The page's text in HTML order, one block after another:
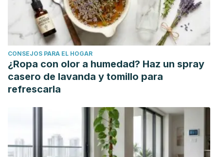
script=sci_arttext&pid=S2007-
48322012000200010&lng=es.
CONSEJOS PARA EL HOGAR
¿Ropa con olor a humedad? Haz un spray
casero de lavanda y tomillo para
refrescarla